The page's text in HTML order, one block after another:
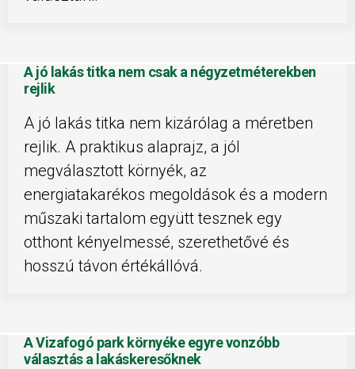
A jó lakás titka nem csak a négyzetméterekben
rejlik
A jó lakás titka nem kizárólag a méretben
rejlik. A praktikus alaprajz, a jól
megválasztott környék, az
energiatakarékos megoldások és a modern
műszaki tartalom együtt tesznek egy
otthont kényelmessé, szerethetővé és
hosszú távon értékállóvá.
A Vizafogó park környéke egyre vonzóbb
választás a lakáskeresőknek